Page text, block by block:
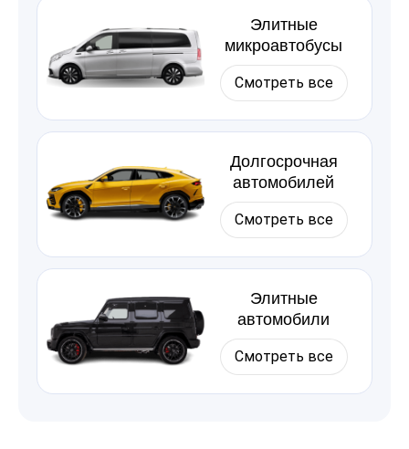
Элитные
микроавтобусы
Смотреть все
Долгосрочная
автомобилей
Смотреть все
Элитные
автомобили
Смотреть все